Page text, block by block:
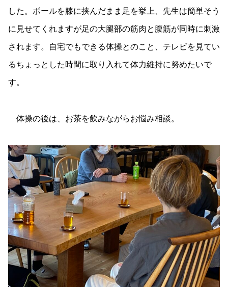
した。ボールを膝に挟んだまま足を挙上、先生は簡単そう
に見せてくれますが足の大腿部の筋肉と腹筋が同時に刺激
されます。自宅でもできる体操とのこと、テレビを見てい
るちょっとした時間に取り入れて体力維持に努めたいで
す。
体操の後は、お茶を飲みながらお悩み相談。